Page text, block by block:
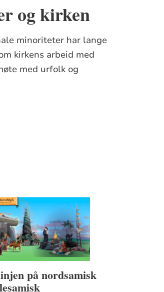
og kirken
minoriteter har lange
kirkens arbeid med
med urfolk og
på nordsamisk